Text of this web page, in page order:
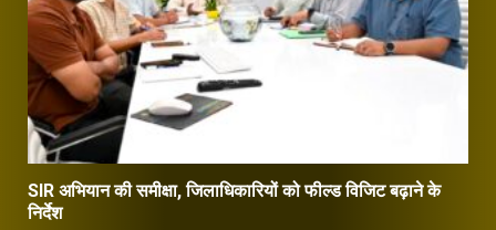
SIR अभियान की समीक्षा, जिलाधिकारियों को फील्ड विजिट बढ़ाने के
निर्देश